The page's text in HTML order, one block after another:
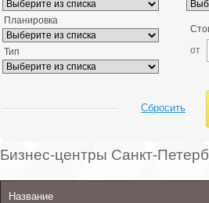
Планировка
Тип
от
Сбросить
Бизнес-центры Санкт-
Название